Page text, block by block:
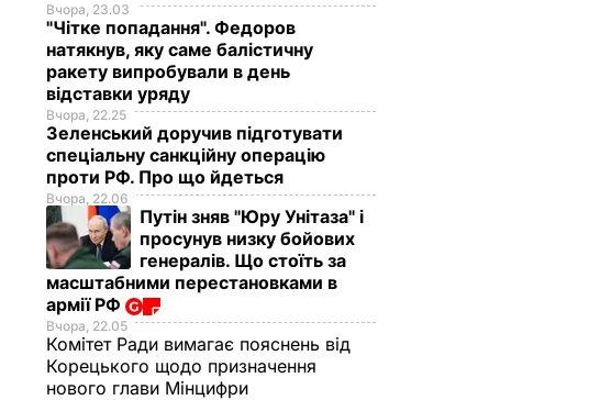
Вчора, 23.03
"Чітке попадання". Федоров
натякнув, яку саме балістичну
ракету випробували в день
відставки уряду
Вчора, 22.25
Зеленський доручив підготувати
спеціальну санкційну операцію
проти РФ. Про що йдеться
Вчора, 22.06
Путін зняв "Юру Унітаза" і
просунув низку бойових
генералів. Що стоїть за
масштабними перестановками в
армії РФ
Вчора, 22.05
Комітет Ради вимагає пояснень від
Корецького щодо призначення
нового глави Мінцифри